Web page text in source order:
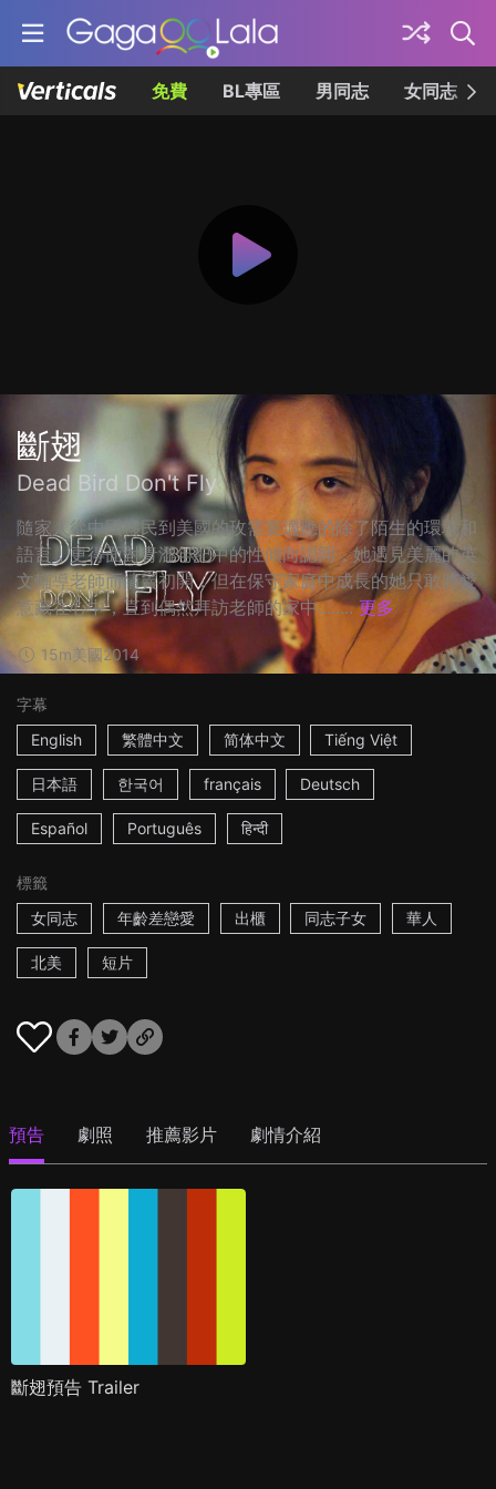
免費 BL專區 男同志 女同志
斷翅
Dead Bird Don't Fly
隨家人從中國移民到美國的玫需要適應的除了陌生的環境和
語言，更得面對青澀年紀中的性傾向認同，她遇見美麗的英
文輔導老師而情竇初開，但在保守家庭中成長的她只敢將愛
意藏在心中，直到偶然拜訪老師的家中........ 更多
15m美國2014
字幕
English
繁體中文 简体中文 Tiếng Việt
日本語 한국어 français Deutsch
Español Português हिन्दी
標籤
女同志
年齡差戀愛 出櫃 同志子女 華人
北美 短片
預告 劇照 推薦影片 劇情介紹
斷翅預告 Trailer